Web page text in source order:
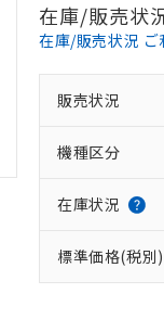
在庫/販売状
在庫/販売状況 ご
販売状況
機種区分
在庫状況
標準価格(税別)